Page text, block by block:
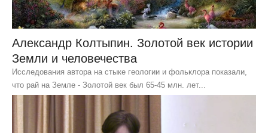
Александр Колтыпин. Золотой век истории
Земли и человечества
Исследования автора на стыке геологии и фольклора показали,
что рай на Земле - Золотой век был 65-45 млн. лет...